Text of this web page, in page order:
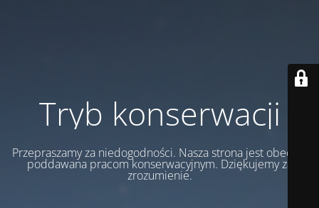
Tryb konserwacji
Przepraszamy za niedogodności. Nasza strona jest obecnie
poddawana pracom konserwacyjnym. Dziękujemy za
zrozumienie.